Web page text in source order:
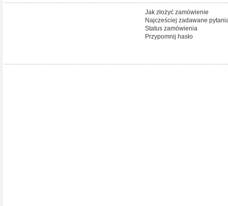
Jak złożyć zamówienie
Najcześciej zadawane
Status zamówienia
Przypomnij hasło